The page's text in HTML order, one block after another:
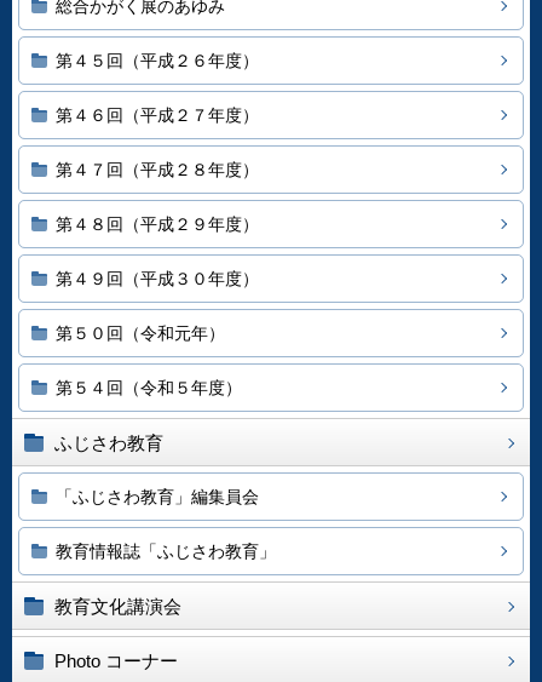
総合かがく展のあゆみ
第４５回（平成２６年度）
第４６回（平成２７年度）
第４７回（平成２８年度）
第４８回（平成２９年度）
第４９回（平成３０年度）
第５０回（令和元年）
第５４回（令和５年度）
ふじさわ教育
「ふじさわ教育」編集員会
教育情報誌「ふじさわ教育」
教育文化講演会
Photo コーナー